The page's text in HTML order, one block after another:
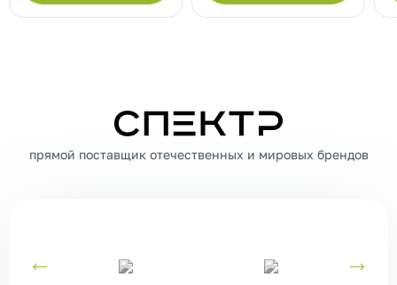
СПЕКТР
прямой поставщик отечественных и мировых брендов